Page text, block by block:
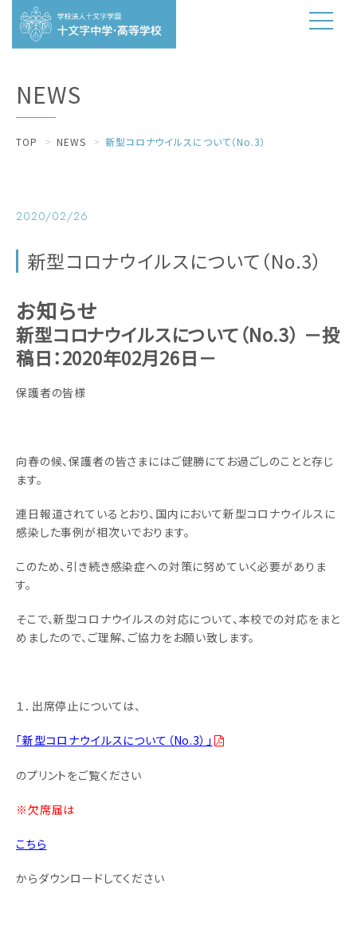
NEWS
TOP NEWS 新型コロナウイルスについて（No.3）
2020/02/26
新型コロナウイルスについて（No.3）
お知らせ
新型コロナウイルスについて（No.3） －投
稿日：2020年02月26日－
保護者の皆様
向春の候、保護者の皆さまにはご健勝にてお過ごしのことと存じ
ます。
連日報道されているとおり、国内において新型コロナウイルスに
感染した事例が相次いでおります。
このため、引き続き感染症への対策に努めていく必要がありま
す。
そこで、新型コロナウイルスの対応について、本校での対応をまと
めましたので、ご理解、ご協力をお願い致します。
１．出席停止については、
「新型コロナウイルスについて（No.3）」
のプリントをご覧ください
※欠席届は
こちら
からダウンロードしてください